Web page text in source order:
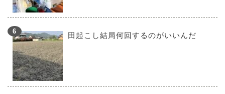
田起こし結局何回するのがいいんだ